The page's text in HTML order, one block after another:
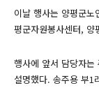
이날 행사는 양평군
평군자원봉사센터, 양
행사에 앞서 담당자는
설명했다. 송주용 부1